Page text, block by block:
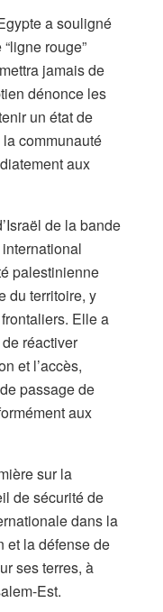
a souligné
rouge”
jamais de
dénonce les
un état de
communauté
aux
de la bande
palestinienne
du territoire, y
Elle a
réactiver
et l’accès,
passage de
aux
sur la
de sécurité de
dans la
et la défense de
ses terres, à
Est.